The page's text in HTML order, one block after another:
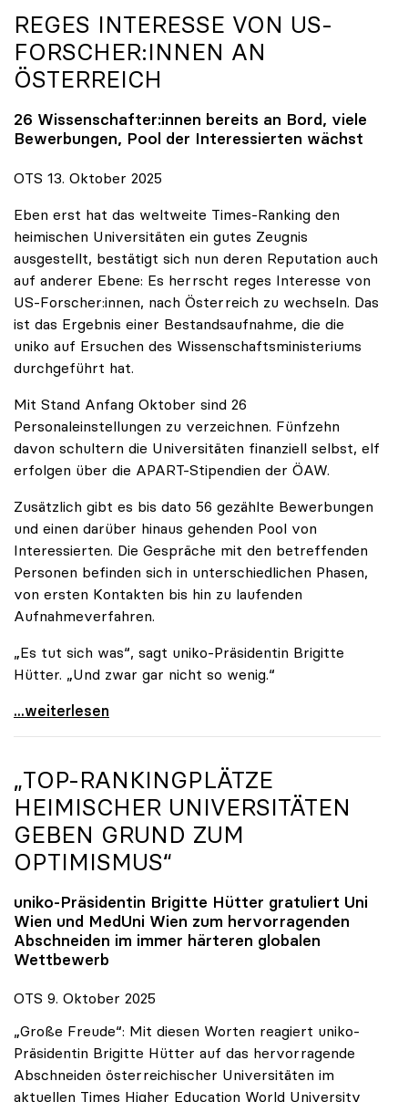
REGES INTERESSE VON US-
FORSCHER:INNEN AN
ÖSTERREICH
26 Wissenschafter:innen bereits an Bord, viele
Bewerbungen, Pool der Interessierten wächst
OTS 13. Oktober 2025
Eben erst hat das weltweite Times-Ranking den
heimischen Universitäten ein gutes Zeugnis
ausgestellt, bestätigt sich nun deren Reputation auch
auf anderer Ebene: Es herrscht reges Interesse von
US-Forscher:innen, nach Österreich zu wechseln. Das
ist das Ergebnis einer Bestandsaufnahme, die die
uniko auf Ersuchen des Wissenschaftsministeriums
durchgeführt hat.
Mit Stand Anfang Oktober sind 26
Personaleinstellungen zu verzeichnen. Fünfzehn
davon schultern die Universitäten finanziell selbst, elf
erfolgen über die APART-Stipendien der ÖAW.
Zusätzlich gibt es bis dato 56 gezählte Bewerbungen
und einen darüber hinaus gehenden Pool von
Interessierten. Die Gespräche mit den betreffenden
Personen befinden sich in unterschiedlichen Phasen,
von ersten Kontakten bis hin zu laufenden
Aufnahmeverfahren.
„Es tut sich was“, sagt uniko-Präsidentin Brigitte
Hütter. „Und zwar gar nicht so wenig.“
Reges Interesse von US-Forscher:innen an
...weiterlesen
„TOP-RANKINGPLÄTZE
HEIMISCHER UNIVERSITÄTEN
GEBEN GRUND ZUM
OPTIMISMUS“
uniko-Präsidentin Brigitte Hütter gratuliert Uni
Wien und MedUni Wien zum hervorragenden
Abschneiden im immer härteren globalen
Wettbewerb
OTS 9. Oktober 2025
„Große Freude“: Mit diesen Worten reagiert uniko-
Präsidentin Brigitte Hütter auf das hervorragende
Abschneiden österreichischer Universitäten im
aktuellen Times Higher Education World University